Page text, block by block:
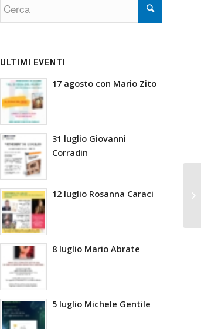
ULTIMI EVENTI
17 agosto con Mario Zito
31 luglio Giovanni
Corradin
12 luglio Rosanna Caraci
8 luglio Mario Abrate
5 luglio Michele Gentile